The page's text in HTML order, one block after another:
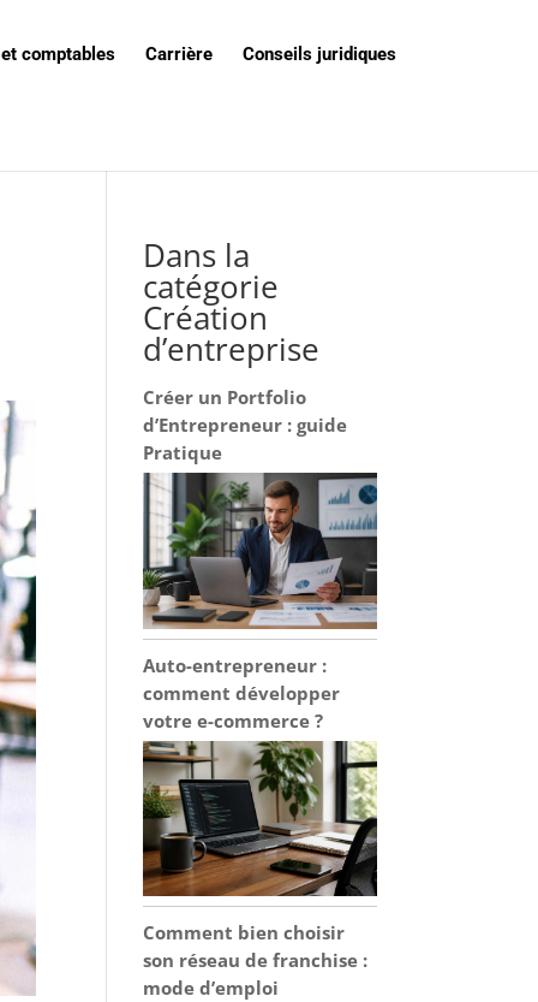
comptables Carrière Conseils juridiques
Dans la
catégorie
Création
d’entreprise
Créer un Portfolio
d’Entrepreneur : guide
Pratique
Auto-entrepreneur :
comment développer
votre e-commerce ?
Comment bien choisir
son réseau de franchise :
mode d’emploi